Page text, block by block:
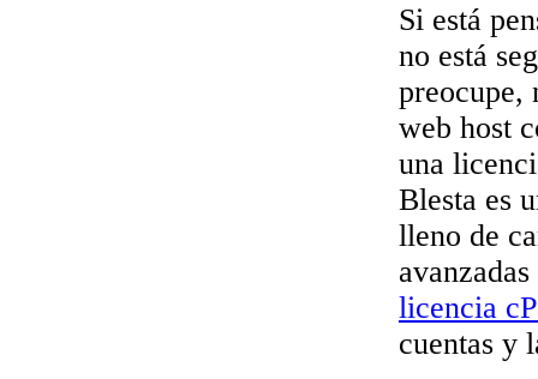
Si está
no está
preocupe,
web host
una
Blesta es
lleno de
licencia
cuentas y